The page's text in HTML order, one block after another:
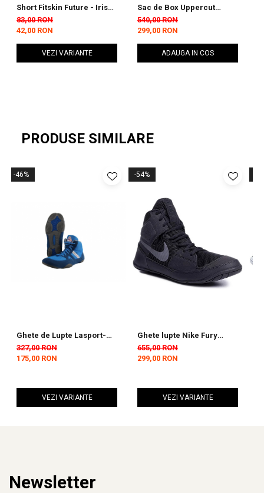
Short Fitskin Future - Iris
Camo
83,00 RON
42,00 RON
VEZI VARIANTE
Sac de Box Uppercut
Super Pro 30x80 cm
540,00 RON
299,00 RON
ADAUGA IN COS
PRODUSE SIMILARE
-46%
Ghete de Lupte Lasport-
Albastru
327,00 RON
175,00 RON
VEZI VARIANTE
-54%
Ghete lupte Nike Fury
Negre
655,00 RON
299,00 RON
VEZI VARIANTE
Newsletter